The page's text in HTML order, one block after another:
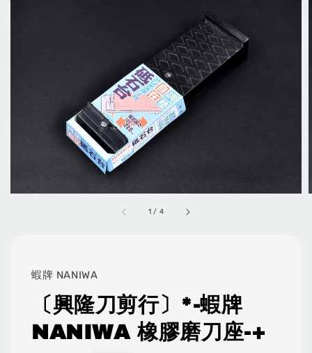
1 / 4
蝦牌 NANIWA
〔興隆刀剪行〕*-蝦牌
NANIWA 橡膠磨刀座-+